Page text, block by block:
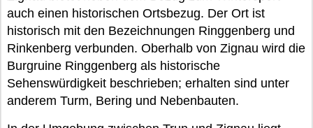
auch einen historischen Ortsbezug. Der Ort ist
historisch mit den Bezeichnungen Ringgenberg und
Rinkenberg verbunden. Oberhalb von Zignau wird die
Burgruine Ringgenberg als historische
Sehenswürdigkeit beschrieben; erhalten sind unter
anderem Turm, Bering und Nebenbauten.